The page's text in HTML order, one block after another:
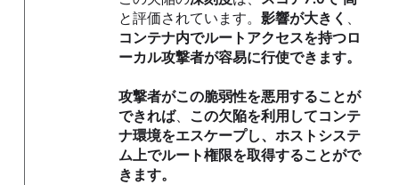
と評価されています。影響が大きく 、
コンテナ内でルートアクセスを持つロ
ーカル攻撃者が容易に行使できます。
攻撃者がこの脆弱性を悪用することが
できれば、 この欠陥を利用してコンテ
ナ環境をエスケープし、ホストシステ
ム上でルート権限を取得することがで
きます。